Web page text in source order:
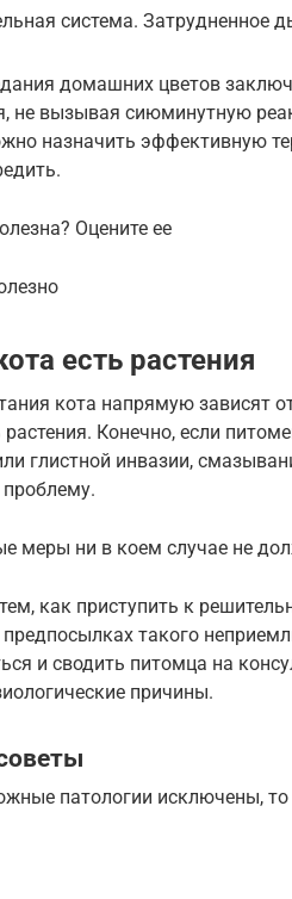
система. Затрудненное
домашних цветов
не вызывая сиюминутную
назначить эффективную
Оцените ее
есть растения
кота напрямую зависят
растения. Конечно, если
глистной инвазии,
меры ни в коем случае не
как приступить к
предпосылках такого
и сводить питомца на
причины.
патологии исключены,